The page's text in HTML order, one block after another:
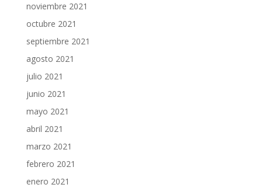
noviembre 2021
octubre 2021
septiembre 2021
agosto 2021
julio 2021
junio 2021
mayo 2021
abril 2021
marzo 2021
febrero 2021
enero 2021